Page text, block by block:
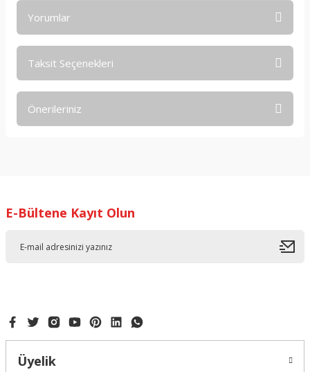
Yorumlar
Taksit Seçenekleri
Önerileriniz
Ürün resmi kalitesiz, bozuk veya görüntülenemiyor.
E-Bültene Kayıt Olun
Üyelik